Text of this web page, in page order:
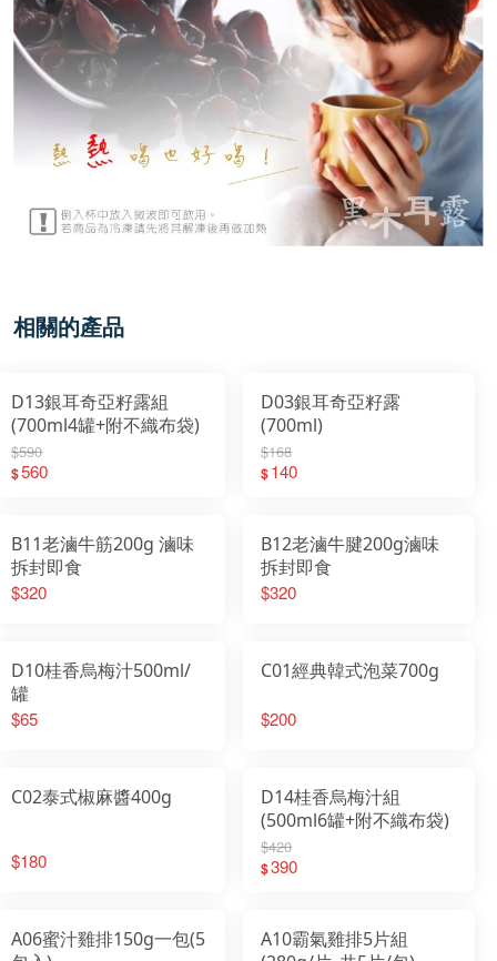
相關的產品
D13銀耳奇亞籽露組
(700ml4罐+附不織布袋)
$590
$560
D03銀耳奇亞籽露
(700ml)
$168
$140
B11老滷牛筋200g 滷味
拆封即食
$320
B12老滷牛腱200g滷味
拆封即食
$320
D10桂香烏梅汁500ml/
罐
$65
C01經典韓式泡菜700g
$200
C02泰式椒麻醬400g
$180
D14桂香烏梅汁組
(500ml6罐+附不織布袋)
$420
$390
A06蜜汁雞排150g一包(5
A10霸氣雞排5片組